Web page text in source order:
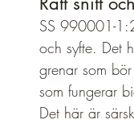
SS 990001-
och syfte. Det
grenar som
som fungerar
Det här är